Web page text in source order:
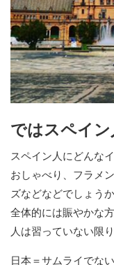
ではスペイン
スペイン人にどんな
おしゃべり、フラメ
ズなどなどでしょう
全体的には賑やかな
人は習っていない限
日本＝サムライでな